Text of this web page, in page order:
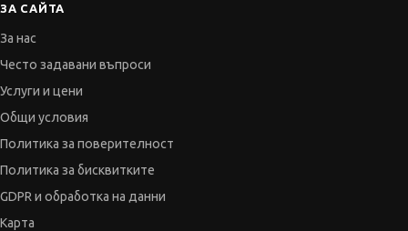
ЗА САЙТА
За нас
Често задавани въпроси
Услуги и цени
Общи условия
Политика за поверителност
Политика за бисквитките
GDPR и обработка на данни
Карта